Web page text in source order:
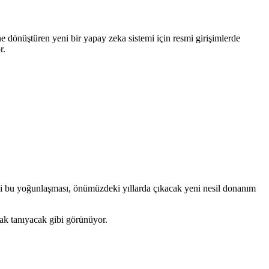
dönüştüren yeni bir yapay zeka sistemi için resmi girişimlerde
yoğunlaşması, önümüzdeki yıllarda çıkacak yeni nesil donanım
tanıyacak gibi görünüyor.